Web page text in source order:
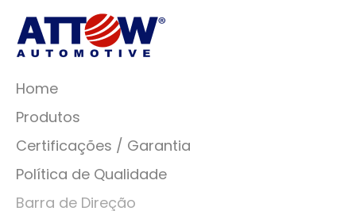
Home
Produtos
Certificações / Garantia
Política de Qualidade
Barra de Direção